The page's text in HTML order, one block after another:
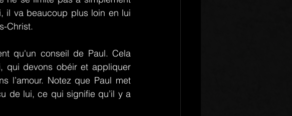
il va beaucoup plus loin en lui
Christ.
qu'un conseil de Paul. Cela
qui devons obéir et appliquer
l’amour. Notez que Paul met
de lui, ce qui signifie qu’il y a